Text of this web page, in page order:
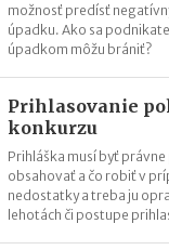
možnosť predísť
úpadku. Ako sa
úpadkom môžu brániť?
Prihlasovanie
konkurzu
Prihláška musí byť
obsahovať a čo robiť v
nedostatky a treba ju
lehotách či postupe